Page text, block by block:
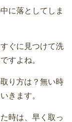
に落としてしま
ぐに見つけて洗
すよね。
り方は？無い時
きます。
時は、早く取っ